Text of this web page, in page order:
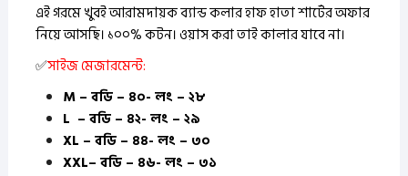
এই গরমে খুবই আরামদায়ক ব্যান্ড কলার হাফ হাতা শার্টের অফার
নিয়ে আসছি। ১০০% কটন।ওয়াস করা তাই কালার যাবে না।
✅সাইজ মেজারমেন্ট:
M – বডি – ৪০- লং – ২৮
L – বডি – ৪২- লং – ২৯
XL – বডি – ৪৪- লং – ৩০
XXL– বডি – ৪৬- লং – ৩১